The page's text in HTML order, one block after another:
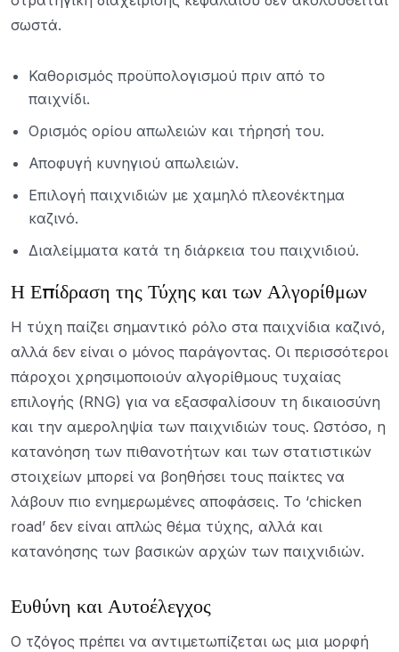
σωστά.
Καθορισμός προϋπολογισμού πριν από το
παιχνίδι.
Ορισμός ορίου απωλειών και τήρησή του.
Αποφυγή κυνηγιού απωλειών.
Επιλογή παιχνιδιών με χαμηλό πλεονέκτημα
καζινό.
Διαλείμματα κατά τη διάρκεια του παιχνιδιού.
Η Επίδραση της Τύχης και των Αλγορίθμων
Η τύχη παίζει σημαντικό ρόλο στα παιχνίδια καζινό,
αλλά δεν είναι ο μόνος παράγοντας. Οι περισσότεροι
πάροχοι χρησιμοποιούν αλγορίθμους τυχαίας
επιλογής (RNG) για να εξασφαλίσουν τη δικαιοσύνη
και την αμεροληψία των παιχνιδιών τους. Ωστόσο, η
κατανόηση των πιθανοτήτων και των στατιστικών
στοιχείων μπορεί να βοηθήσει τους παίκτες να
λάβουν πιο ενημερωμένες αποφάσεις. Το ‘chicken
road’ δεν είναι απλώς θέμα τύχης, αλλά και
κατανόησης των βασικών αρχών των παιχνιδιών.
Ευθύνη και Αυτοέλεγχος
Ο τζόγος πρέπει να αντιμετωπίζεται ως μια μορφή